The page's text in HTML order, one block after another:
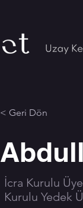
< Geri Dön
İcra Kurulu
Kurulu Yedek